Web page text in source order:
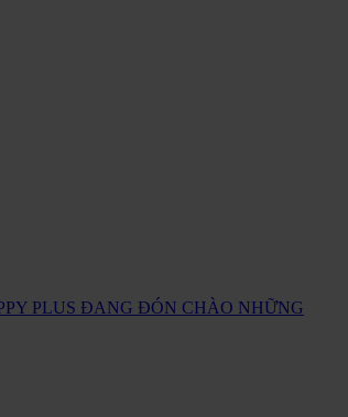
PLUS ĐANG ĐÓN CHÀO NHỮNG